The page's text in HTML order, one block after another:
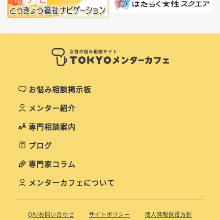
お悩み相談掲示板
メンター紹介
専門相談案内
ブログ
専門家コラム
メンターカフェについて
QA/お問い合わせ サイトポリシー 個人情報保護方針